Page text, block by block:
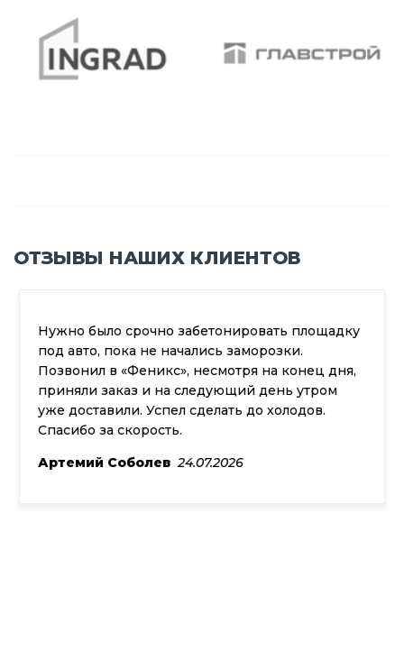
ОТЗЫВЫ НАШИХ КЛИЕНТОВ
Нужно было срочно забетонировать площадку
под авто, пока не начались заморозки.
Позвонил в «Феникс», несмотря на конец дня,
приняли заказ и на следующий день утром
уже доставили. Успел сделать до холодов.
Спасибо за скорость.
Артемий Соболев 24.07.2026